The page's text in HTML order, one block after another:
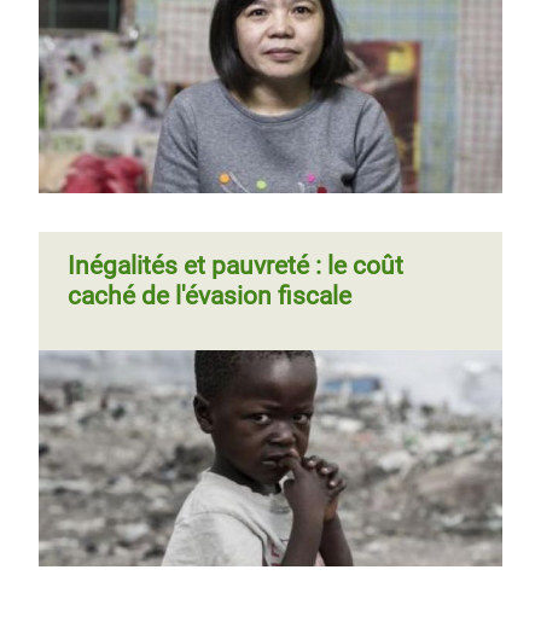
chaussures que nous fabriquons
vaut plus que notre salaire mensuel
»
Pagination
Page
précédente
Page 3Page
suivante
››
Pagination Page 1 Page
suivante
Inégalités et pauvreté : le coût
caché de l'évasion fiscale